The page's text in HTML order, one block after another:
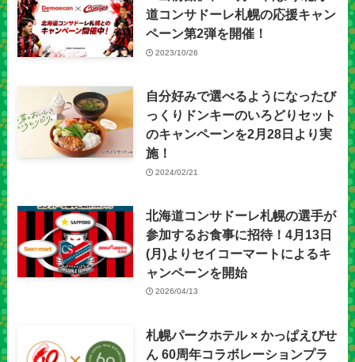
道コンサドーレ札幌の応援キャン
ペーン第2弾を開催！
2023/10/26
自分好みで選べるようになったび
っくりドンキーのいろどりセット
のキャンペーンを2月28日より実
施！
2024/02/21
北海道コンサドーレ札幌の選手が
参加するお食事に招待！4月13日
(月)よりセイコーマートによるキ
ャンペーンを開始
2026/04/13
札幌パークホテル × かっぱえびせ
ん 60周年コラボレーションプラ